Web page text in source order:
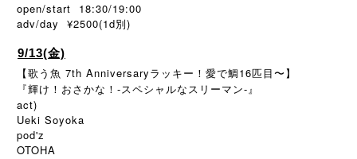
open/start 18:30/19:00
adv/day ¥2500(1d別 )
9/13(金)
【歌う魚 7th Anniversaryラッキー！愛で鯛16匹目〜】
『輝け！おさかな！-スペシャルなスリーマン-』
act)
Ueki Soyoka
pod'z
OTOHA